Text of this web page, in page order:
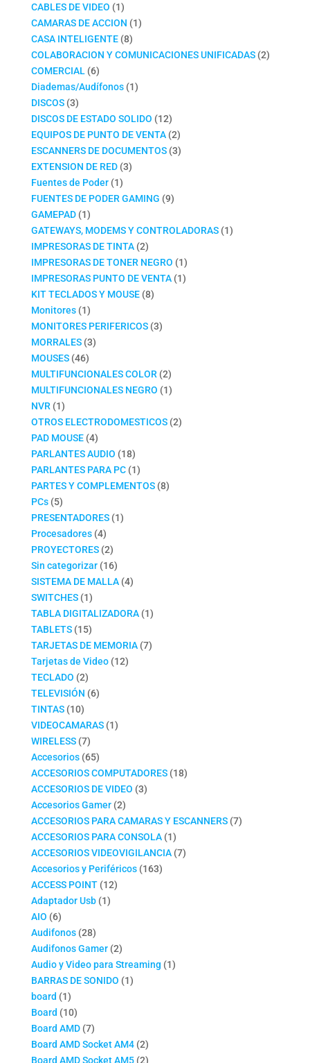
productos
CABLES DE VIDEO 11
producto
CAMARAS DE ACCION 11
CASA INTELIGENTE 88
productos
COLABORACION Y COMUNICACIONES UNIFICADAS 22
COMERCIAL 66
productos
Diademas/Audífonos 11
DISCOS 33
productos
DISCOS DE ESTADO SOLIDO 1212
productos
EQUIPOS DE PUNTO DE VENTA 22
productos
ESCANNERS DE DOCUMENTOS 33
EXTENSION DE RED 33
Fuentes de Poder 11
producto
FUENTES DE PODER GAMING 99
GAMEPAD 11
producto
GATEWAYS, MODEMS Y CONTROLADORAS 11
IMPRESORAS DE TINTA 22
productos
IMPRESORAS DE TONER NEGRO 11
producto
IMPRESORAS PUNTO DE VENTA 11
KIT TECLADOS Y MOUSE 88
Monitores 11
producto
MONITORES PERIFERICOS 33
MORRALES 33
MOUSES 4646
productos
MULTIFUNCIONALES COLOR 22
productos
MULTIFUNCIONALES NEGRO 11
NVR 11
producto
OTROS ELECTRODOMESTICOS 22
PAD MOUSE 44
productos
PARLANTES AUDIO 1818
productos
PARLANTES PARA PC 11
producto
PARTES Y COMPLEMENTOS 88
PCs 55
productos
PRESENTADORES 11
Procesadores 44
productos
PROYECTORES 22
productos
Sin categorizar 1616
productos
SISTEMA DE MALLA 44
SWITCHES 11
producto
TABLA DIGITALIZADORA 11
TABLETS 1515
productos
TARJETAS DE MEMORIA 77
Tarjetas de Video 1212
TECLADO 22
productos
TELEVISIÓN 66
TINTAS 1010
productos
VIDEOCAMARAS 11
WIRELESS 77
productos
Accesorios 6565
productos
ACCESORIOS COMPUTADORES 1818
ACCESORIOS DE VIDEO 33
Accesorios Gamer 22
productos
ACCESORIOS PARA CAMARAS Y ESCANNERS 77
ACCESORIOS PARA CONSOLA 11
producto
ACCESORIOS VIDEOVIGILANCIA 77
Accesorios y Periféricos 163163
ACCESS POINT 1212
Adaptador Usb 11
AIO 66
productos
Audifonos 2828
productos
Audifonos Gamer 22
productos
Audio y Video para Streaming 11
BARRAS DE SONIDO 11
board 11
producto
Board 1010
productos
Board AMD 77
productos
Board AMD Socket AM4 22
productos
Board AMD Socket AM5 22